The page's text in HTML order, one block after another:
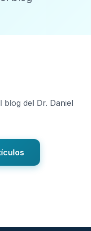
del Dr. Daniel